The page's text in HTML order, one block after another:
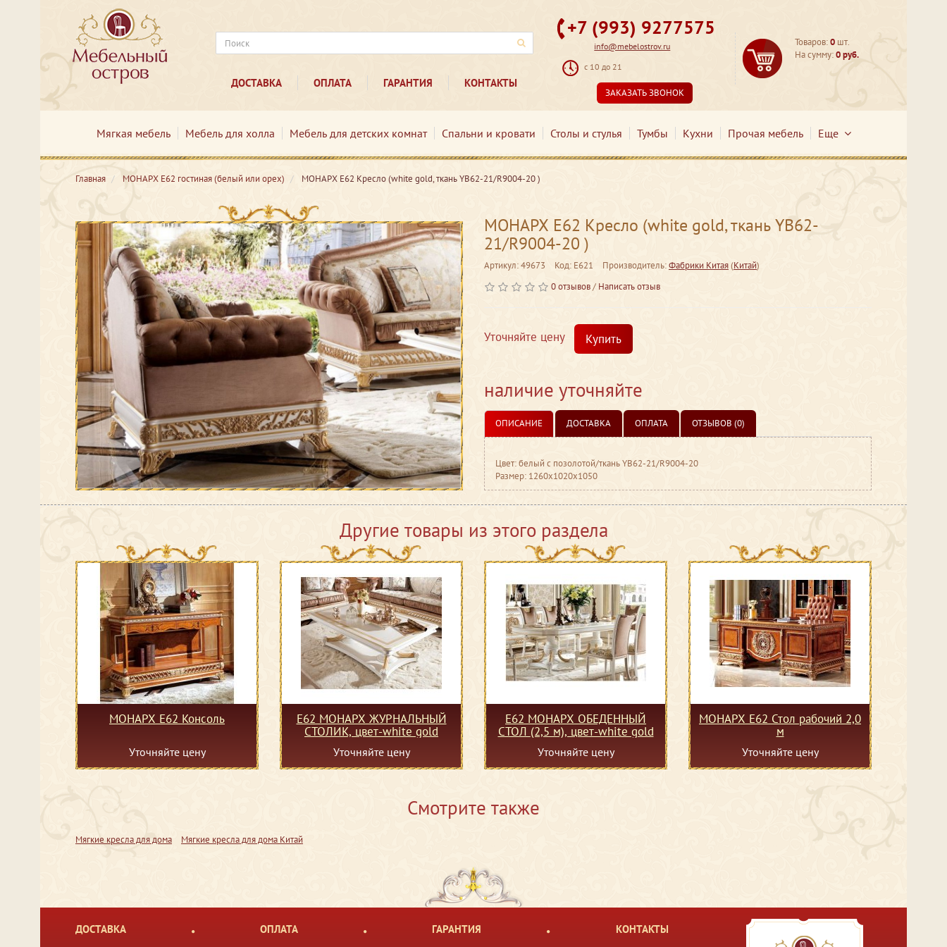
ДОСТАВКА ОПЛАТА ГАРАНТИЯ КОНТАКТЫ
+7 (993) 9277575
info@mebelostrov.ru
с 10 до 21
ЗАКАЗАТЬ ЗВОНОК
Товаров:0 шт.
На сумму:0 руб.
Мягкая мебель Мебель для холла Мебель для детских комнат Спальни и кровати Столы и стулья Тумбы Кухни Прочая мебель Еще
Главная МОНАРХ Е62 гостиная (белый или орех) МОНАРХ Е62 Кресло (white gold, ткань YB62-21/R9004-20 )
МОНАРХ Е62 Кресло (white gold, ткань YB62-
21/R9004-20 )
Артикул: 49673 Код: Е621 Производитель:Фабрики Китая(Китай)
0 отзывов/ Написать отзыв
Уточняйте цену Купить
наличие уточняйте
ОПИСАНИЕ ДОСТАВКА ОПЛАТА ОТЗЫВОВ (0)
Цвет: белый с позолотой/ткань YB62-21/R9004-20
Размер: 1260x1020x1050
Другие товары из этого раздела
МОНАРХ Е62 Консоль
Уточняйте цену
Е62 МОНАРХ ЖУРНАЛЬНЫЙ
СТОЛИК, цвет-white gold
Уточняйте цену
Е62 МОНАРХ ОБЕДЕННЫЙ
СТОЛ (2,5 м), цвет-white gold
Уточняйте цену
МОНАРХ Е62 Стол рабочий 2,0
м
Уточняйте цену
Смотрите также
Мягкие кресла для дома Мягкие кресла для дома Китай
ДОСТАВКА ОПЛАТА ГАРАНТИЯ КОНТАКТЫ